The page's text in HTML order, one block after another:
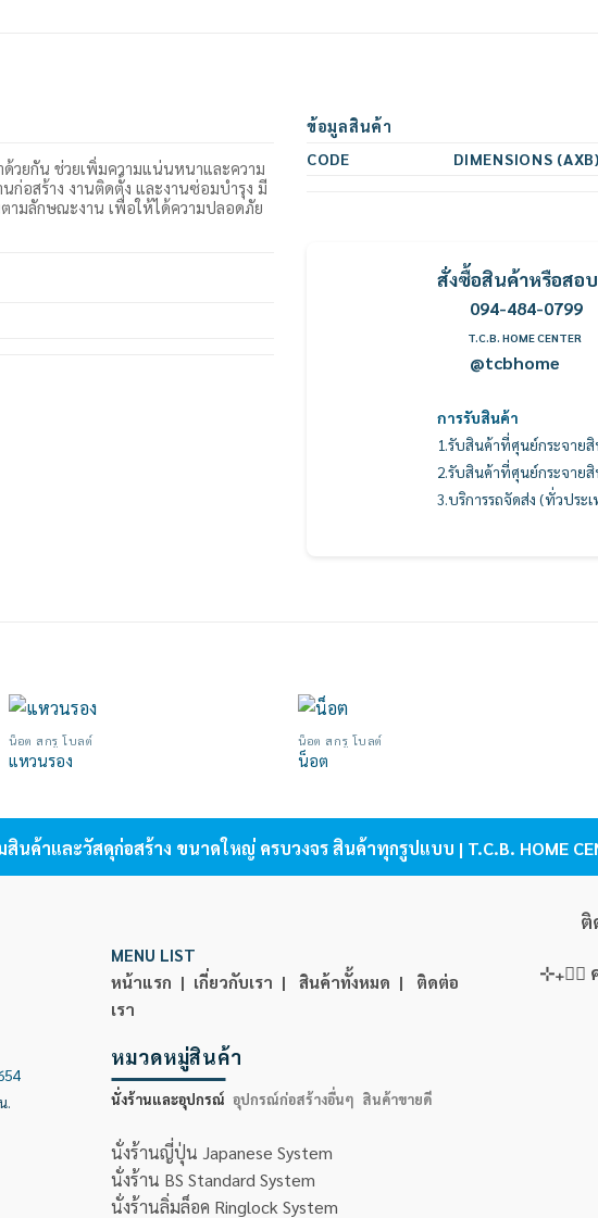
วยกัน ช่วยเพิ่มความแน่นหนาและความ
ก่อสร้าง งานติดตั้ง และงานซ่อมบำรุง มี
ามลักษณะงาน เพื่อให้ได้ความปลอดภัย
ข้อมูลสินค้า
CODE
DIMENSIONS (AXB)
สั่งซื้อสินค้าหรือสอบ
094-484-0799
T.C.B. HOME CENTER
@tcbhome
การรับสินค้า
1.รับสินค้าที่ศุนย์กระจาย
2.รับสินค้าที่ศุนย์กระจาย
3.บริการรถจัดส่ง (ทั่วประ
น็อต สกรู โบลต์
แหวนรอง
น็อต สกรู โบลต์
น็อต
นค้าและวัสดุก่อสร้าง ขนาดใหญ่ ครบวงจร สินค้าทุกรูปแบบ | T.C.B. HOME
.
MENU LIST
หน้าแรก | เกี่ยวกับเรา | สินค้าทั้งหมด |
ติดต่อ
เรา
หมวดหมู่สินค้า
นั่งร้านและอุปกรณ์ อุปกรณ์ก่อสร้างอื่นๆ สินค้าขายดี
นั่งร้านญี่ปุ่น Japanese System
นั่งร้าน BS Standard System
นั่งร้านลิ่มล็อค Ringlock System
ติ